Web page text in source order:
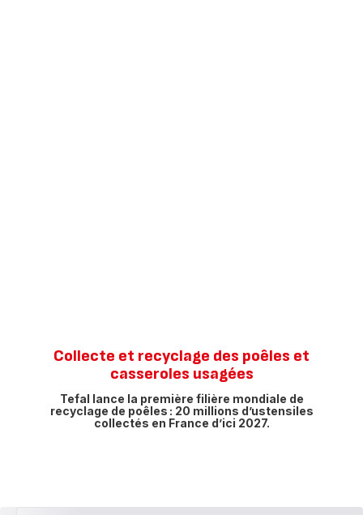
Collecte et recyclage des poêles et
casseroles usagées
Tefal lance la première filière mondiale de
recyclage de poêles : 20 millions d’ustensiles
collectés en France d’ici 2027.